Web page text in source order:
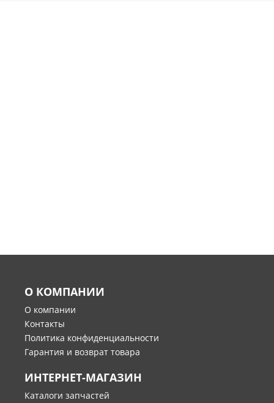
О КОМПАНИИ
О компании
Контакты
Политика конфиденциальности
Гарантия и возврат товара
ИНТЕРНЕТ-МАГАЗИН
Каталоги запчастей